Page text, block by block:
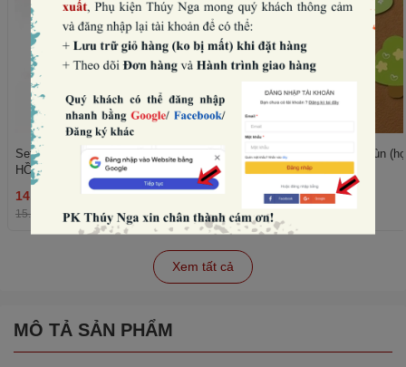
Set 10 mũ sinh nhật hình vương miện-
HỒNG NHẠT (con voi).
14.400₫
15.000₫ -4%
Set 50 cây giấy xanh lùn
trái tim).
11.520₫
12.000₫
Xem tất cả
MÔ TẢ SẢN PHẨM